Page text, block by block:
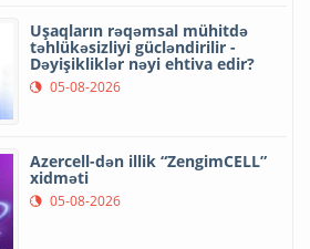
Uşaqların rəqəmsal mühitdə
təhlükəsizliyi gücləndirilir -
Dəyişikliklər nəyi ehtiva edir?
05-08-2026
Azercell-dən illik “ZengimCELL”
xidməti
05-08-2026